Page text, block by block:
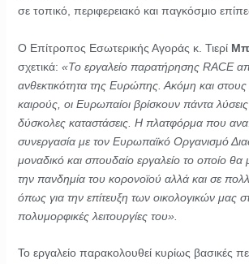
σε τοπικό, περιφερειακό και παγκόσμιο
Ο Επίτροπος Εσωτερικής Αγοράς κ. Τιερί
σχετικά: «Το εργαλείο παρατήρησης RACE
ανθεκτικότητα της Ευρώπης. Ακόμη και
καιρούς, οι Ευρωπαίοι βρίσκουν πάντα λύσεις
δύσκολες καταστάσεις. Η πλατφόρμα που
συνεργασία με τον Ευρωπαϊκό Οργανισμό
μοναδικό και σπουδαίο εργαλείο το οποίο θα
την πανδημία του κορονοϊού αλλά και σε
όπως για την επίτευξη των οικολογικών μας
πολυμορφικές λειτουργίες του».
Το εργαλείο παρακολουθεί κυρίως βασικές